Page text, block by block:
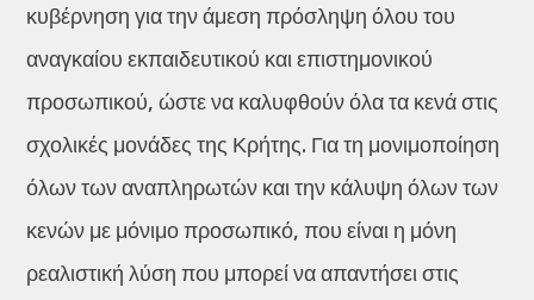
κυβέρνηση για την άμεση πρόσληψη όλου του
αναγκαίου εκπαιδευτικού και επιστημονικού
προσωπικού, ώστε να καλυφθούν όλα τα κενά στις
σχολικές μονάδες της Κρήτης. Για τη μονιμοποίηση
όλων των αναπληρωτών και την κάλυψη όλων των
κενών με μόνιμο προσωπικό, που είναι η μόνη
ρεαλιστική λύση που μπορεί να απαντήσει στις